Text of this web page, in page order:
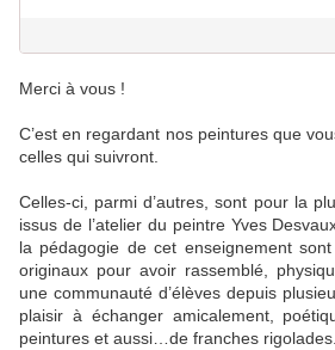
Merci à vous !
C’est en regardant nos peintures que
celles qui suivront.
Celles-ci, parmi d’autres, sont pour la
issus de l’atelier du peintre Yves
la pédagogie de cet enseignement
originaux pour avoir rassemblé,
une communauté d’élèves depuis
plaisir à échanger amicalement,
peintures et aussi…de franches rigolades.